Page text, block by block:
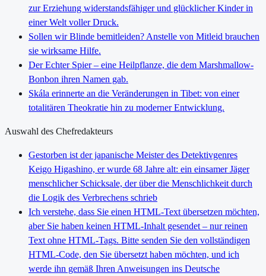
zur Erziehung widerstandsfähiger und glücklicher Kinder in
einer Welt voller Druck.
Sollen wir Blinde bemitleiden? Anstelle von Mitleid brauchen
sie wirksame Hilfe.
Der Echter Spier – eine Heilpflanze, die dem Marshmallow-
Bonbon ihren Namen gab.
Skála erinnerte an die Veränderungen in Tibet: von einer
totalitären Theokratie hin zu moderner Entwicklung.
Auswahl des Chefredakteurs
Gestorben ist der japanische Meister des Detektivgenres
Keigo Higashino, er wurde 68 Jahre alt: ein einsamer Jäger
menschlicher Schicksale, der über die Menschlichkeit durch
die Logik des Verbrechens schrieb
Ich verstehe, dass Sie einen HTML-Text übersetzen möchten,
aber Sie haben keinen HTML-Inhalt gesendet – nur reinen
Text ohne HTML-Tags. Bitte senden Sie den vollständigen
HTML-Code, den Sie übersetzt haben möchten, und ich
werde ihn gemäß Ihren Anweisungen ins Deutsche